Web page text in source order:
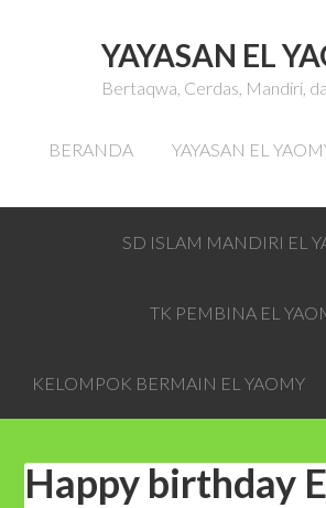
YAYASAN EL
Bertaqwa, Cerdas, Mandiri,
BERANDA YAYASAN EL
SD ISLAM MANDIRI EL
TK PEMBINA EL
KELOMPOK BERMAIN EL YAOMY
Happy birthday